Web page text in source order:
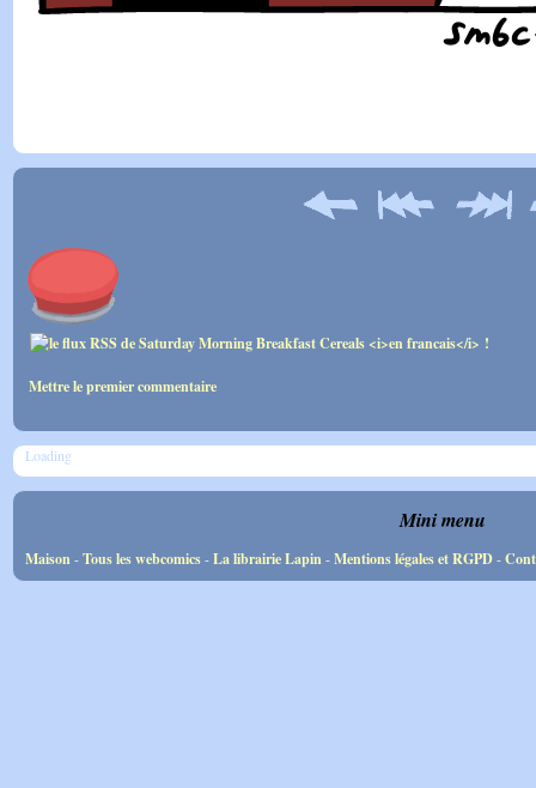
Mettre le premier commentaire
Loading
Mini menu
Maison-Tous les webcomics-La librairie Lapin-Mentions légales et RGPD-